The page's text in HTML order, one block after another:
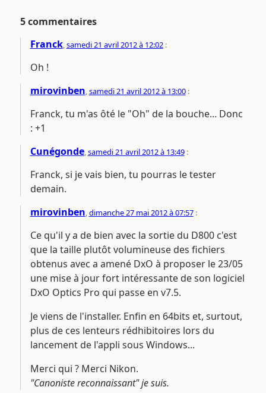
5 commentaires
Franck,samedi 21 avril 2012 à 12:02:
Oh !
mirovinben,samedi 21 avril 2012 à 13:00:
Franck, tu m'as ôté le "Oh" de la bouche... Donc
: +1
Cunégonde,samedi 21 avril 2012 à 13:49:
Franck, si je vais bien, tu pourras le tester
demain.
mirovinben,dimanche 27 mai 2012 à 07:57:
Ce qu'il y a de bien avec la sortie du D800 c'est
que la taille plutôt volumineuse des fichiers
obtenus avec a amené DxO à proposer le 23/05
une mise à jour fort intéressante de son logiciel
DxO Optics Pro qui passe en v7.5.
Je viens de l'installer. Enfin en 64bits et, surtout,
plus de ces lenteurs rédhibitoires lors du
lancement de l'appli sous Windows...
Merci qui ? Merci Nikon.
"Canoniste reconnaissant" je suis.